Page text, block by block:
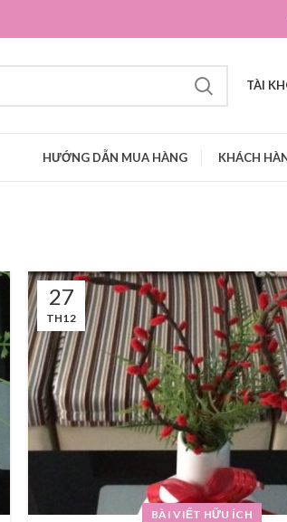
TÀI
HƯỚNG DẪN MUA HÀNG KHÁCH
27
TH12
BÀI VIẾT HỮU ÍCH